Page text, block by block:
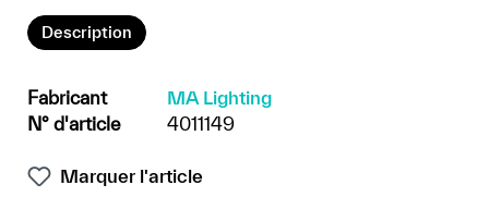
Description
Fabricant
MA Lighting
N° d'article
4011149
Marquer l'article